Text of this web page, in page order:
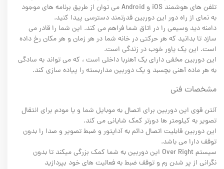
تلفن های هوشمند iOS و Android می توان از طریق برنامه های موجود
به نمای از راه دور این دوربین قدرتمند دسترسی پیدا کنید.
دامنه دید وسیعی را در اتاق شما فراهم می کند. این شما را قادر می
سازد تا بدانید که هر حرکتی در خانه شما در هر زمان و هر مکان رخ داده
است. این یک یاور خوب در زندگی است.
این دوربین مخفی دارای یک آهنربا داخلی است ، که می تواند به سادگی
به هر ماده آهنی بچسبد و یک دوربین مداربسته را پیاده سازی کند.
مشخصات فنی
آنتن قوی این دوربین برای اتصال به موبایل شما و یا مودم برای انتقال
تصویر به کیلومتر ها دورتر کمک شایانی می کند.
این دوربین قابلیت اتصال دائم به آداپتور و ضبط تصویر و صدا را بدون
توقف دارا می باشد.
سیستم Over Right این دوربین به شما کمک بزرگی میکند تا بدون
نگرانی از پر شدن رم و توقف ضبط به فعالیت های خود بپردازید